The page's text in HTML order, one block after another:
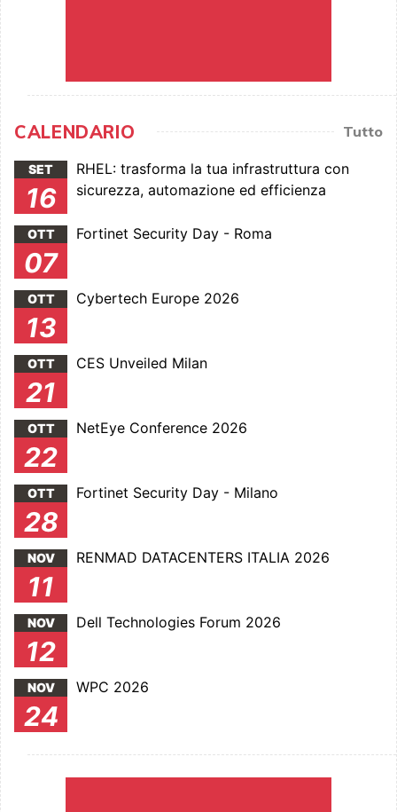
CALENDARIO Tutto
SET
16
RHEL: trasforma la tua infrastruttura con
sicurezza, automazione ed efficienza
OTT
07
Fortinet Security Day - Roma
OTT
13
Cybertech Europe 2026
OTT
21
CES Unveiled Milan
OTT
22
NetEye Conference 2026
OTT
28
Fortinet Security Day - Milano
NOV
11
RENMAD DATACENTERS ITALIA 2026
NOV
12
Dell Technologies Forum 2026
NOV
24
WPC 2026